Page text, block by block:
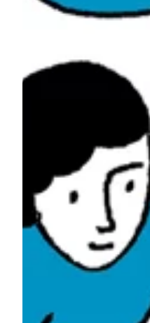
E-Books
Assine
Taba na Escola